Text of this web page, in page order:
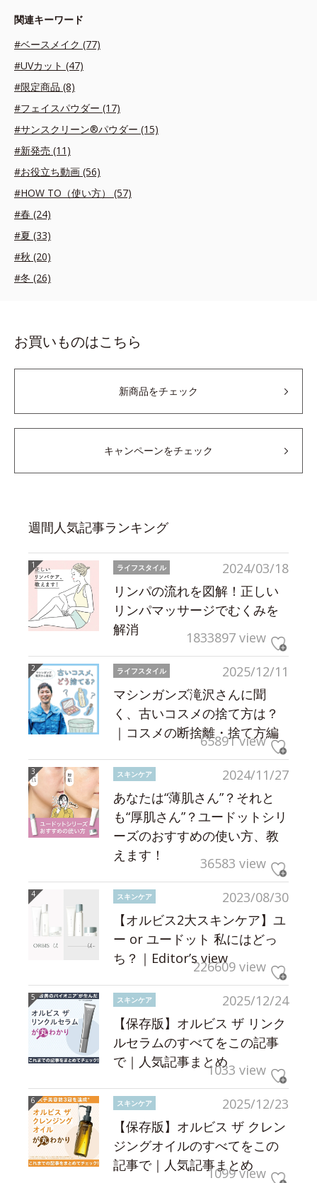
関連キーワード
#ベースメイク (77)
#UVカット (47)
#限定商品 (8)
#フェイスパウダー (17)
#サンスクリーン®パウダー (15)
#新発売 (11)
#お役立ち動画 (56)
#HOW TO（使い方） (57)
#春 (24)
#夏 (33)
#秋 (20)
#冬 (26)
お買いものはこちら
新商品をチェック
キャンペーンをチェック
週間人気記事ランキング
2024/03/18
ライフスタイル
リンパの流れを図解！正しい
リンパマッサージでむくみを
解消
1833897 view
2025/12/11
ライフスタイル
マシンガンズ滝沢さんに聞
く、古いコスメの捨て方は？
｜コスメの断捨離・捨て方編
65891 view
2024/11/27
スキンケア
あなたは“薄肌さん”？それと
も“厚肌さん”？ユードットシリ
ーズのおすすめの使い方、教
えます！
36583 view
2023/08/30
スキンケア
【オルビス2大スキンケア】ユ
ー or ユードット 私にはどっ
ち？｜Editor’s view226609 view
2025/12/24
スキンケア
【保存版】オルビス ザ リンク
ルセラムのすべてをこの記事
で｜人気記事まとめ1033 view
2025/12/23
スキンケア
【保存版】オルビス ザ クレン
ジングオイルのすべてをこの
記事で｜人気記事まとめ
1099 view